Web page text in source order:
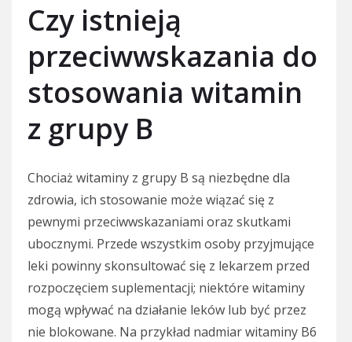
Czy istnieją
przeciwwskazania do
stosowania witamin
z grupy B
Chociaż witaminy z grupy B są niezbędne dla
zdrowia, ich stosowanie może wiązać się z
pewnymi przeciwwskazaniami oraz skutkami
ubocznymi. Przede wszystkim osoby przyjmujące
leki powinny skonsultować się z lekarzem przed
rozpoczęciem suplementacji; niektóre witaminy
mogą wpływać na działanie leków lub być przez
nie blokowane. Na przykład nadmiar witaminy B6